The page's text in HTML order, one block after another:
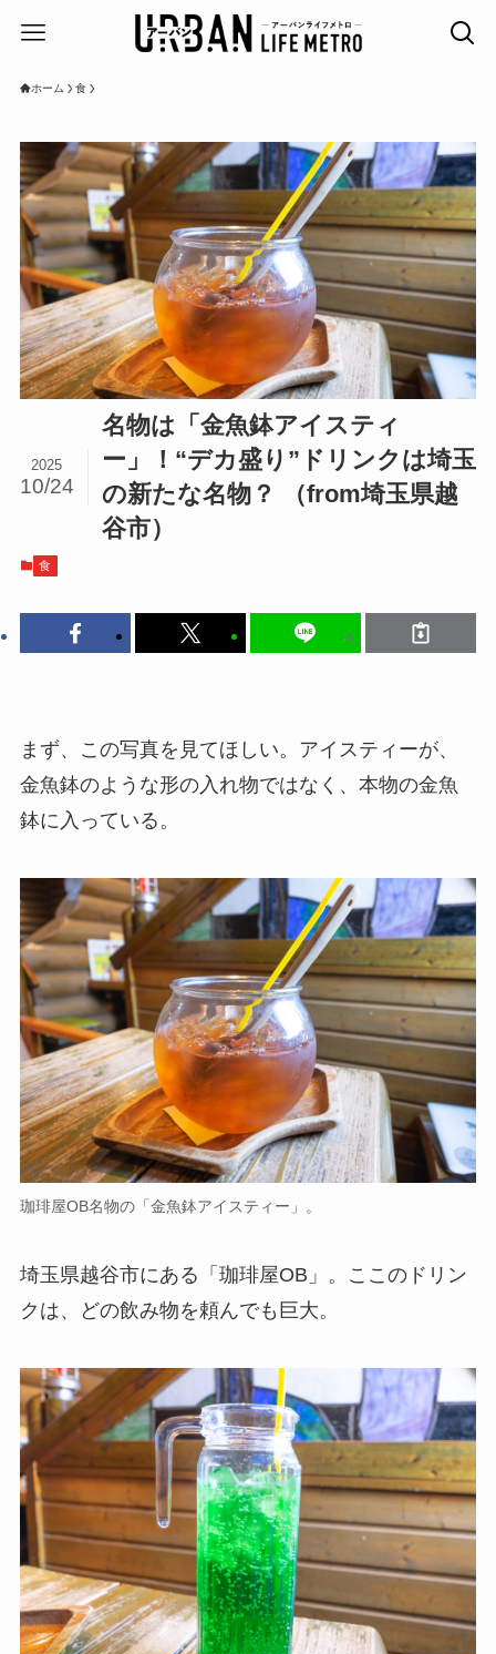
ホーム 食
名物は「金魚鉢アイスティ
ー」！“デカ盛り”ドリンクは埼玉
の新たな名物？ （from埼玉県越
谷市）
2025
10/24
食
まず、この写真を見てほしい。アイスティーが、
金魚鉢のような形の入れ物ではなく、本物の金魚
鉢に入っている。
珈琲屋OB名物の「金魚鉢アイスティー」。
埼玉県越谷市にある「珈琲屋OB」。ここのドリン
クは、どの飲み物を頼んでも巨大。